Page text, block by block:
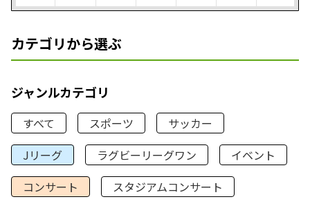
カテゴリから選ぶ
ジャンルカテゴリ
すべて スポーツ
サッカー
Jリーグ
ラグビーリーグワン
イベント
コンサート
スタジアムコンサート